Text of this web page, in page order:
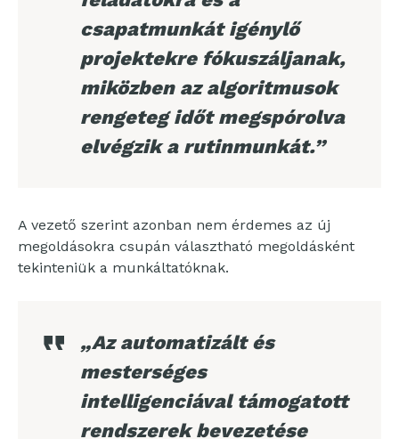
csapatmunkát igénylő
projektekre fókuszáljanak,
miközben az algoritmusok
rengeteg időt megspórolva
elvégzik a rutinmunkát.”
A vezető szerint azonban nem érdemes az új
megoldásokra csupán választható megoldásként
tekinteniük a munkáltatóknak.
„Az automatizált és
mesterséges
intelligenciával támogatott
rendszerek bevezetése